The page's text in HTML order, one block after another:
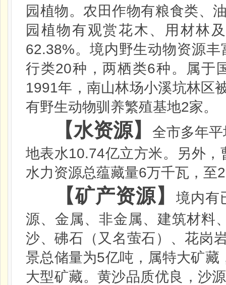
园植物。农田作物有粮食类、
园植物有观赏花木、用材林
62.38%。境内野生动物资源丰
行类20种，两栖类6种。属于
1991年，南山林场小溪坑林区
有野生动物驯养繁殖基地2家。
【水资源】全市多年
地表水10.74亿立方米。另外，
水力资源总蕴藏量6万千瓦，至
【矿产资源】
境内有
源、金属、非金属、建筑材料
沙、砩石（又名萤石）、花岗
景总储量为5亿吨，属特大矿藏
大型矿藏。黄沙品质优良，沙